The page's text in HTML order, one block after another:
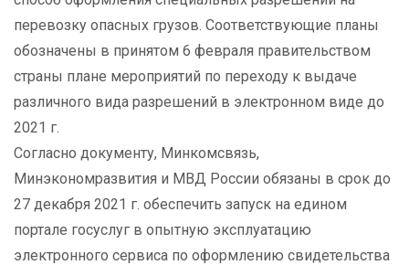
перевозку опасных грузов. Соответствующие планы
обозначены в принятом 6 февраля правительством
страны плане мероприятий по переходу к выдаче
различного вида разрешений в электронном виде до
2021 г.
Согласно документу, Минкомсвязь,
Минэкономразвития и МВД России обязаны в срок до
27 декабря 2021 г. обеспечить запуск на едином
портале госуслуг в опытную эксплуатацию
электронного сервиса по оформлению свидетельства